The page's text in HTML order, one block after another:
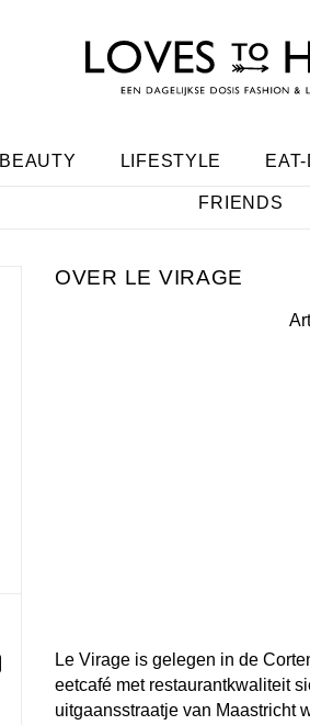
BEAUTY LIFESTYLE
FRIENDS
LE VIRAGE
Le Virage is gelegen in de
eetcafé met restaurantkwaliteit
uitgaansstraatje van Maastricht